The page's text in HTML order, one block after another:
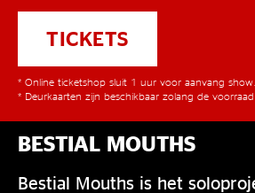
TICKETS
* Online ticketshop sluit 1 uur voor aanvang show.
* Deurkaarten zijn beschikbaar zolang de voorraad
BESTIAL MOUTHS
Bestial Mouths is het